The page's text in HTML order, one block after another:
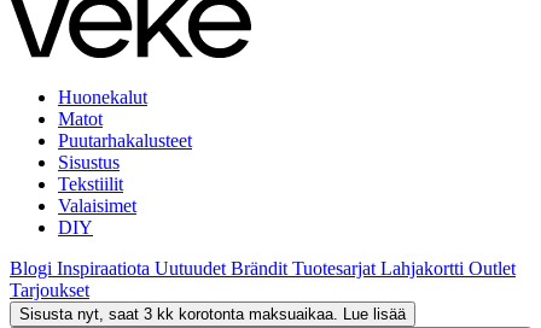
Huonekalut
Matot
Puutarhakalusteet
Sisustus
Tekstiilit
Valaisimet
DIY
Blogi Inspiraatiota Uutuudet Brändit Tuotesarjat Lahjakortti Outlet
Tarjoukset
Sisusta nyt, saat 3 kk korotonta maksuaikaa. Lue lisää